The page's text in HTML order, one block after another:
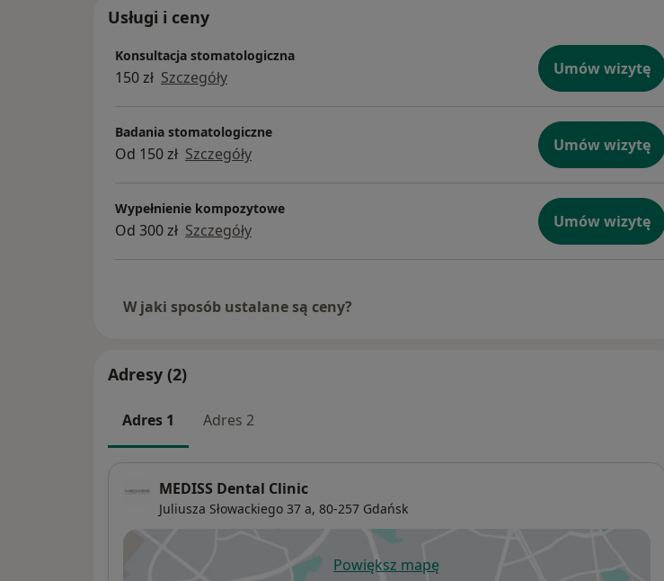
Usługi i ceny
Konsultacja stomatologiczna
150 zł Szczegóły Umów wizytę
Badania stomatologiczne
Od 150 zł Szczegóły Umów wizytę
Wypełnienie kompozytowe
Od 300 zł Szczegóły Umów wizytę
W jaki sposób ustalane są ceny?
Adresy (2)
Adres 1 Adres 2
MEDISS Dental Clinic
Juliusza Słowackiego 37 a, 80-257 Gdańsk
Powiększ mapęotwiera się w nowej karcie